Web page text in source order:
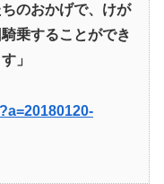
のおかげで、けが
乗することができ
」